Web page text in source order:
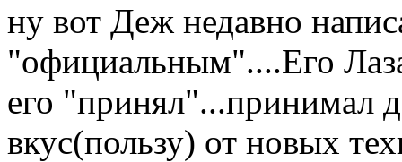
ну вот Деж недавно
"официальным"....Его
его "принял"...принимал
вкус(пользу) от новых